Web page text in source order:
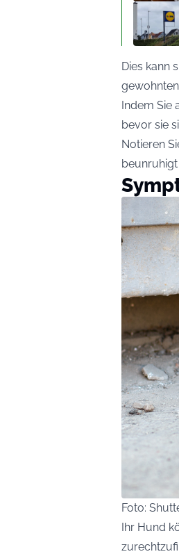
Dies kann
Indem Sie
bevor sie
Notieren
beunruhigt
Foto:
Ihr Hund